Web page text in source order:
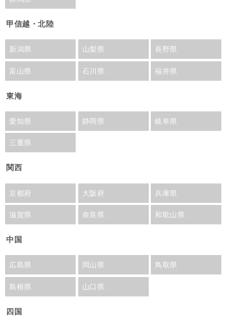
甲信越・北陸
新潟県 山梨県 長野県
富山県 石川県 福井県
東海
愛知県 静岡県 岐阜県
三重県
関西
京都府 大阪府 兵庫県
滋賀県 奈良県 和歌山県
中国
広島県 岡山県 鳥取県
島根県 山口県
四国